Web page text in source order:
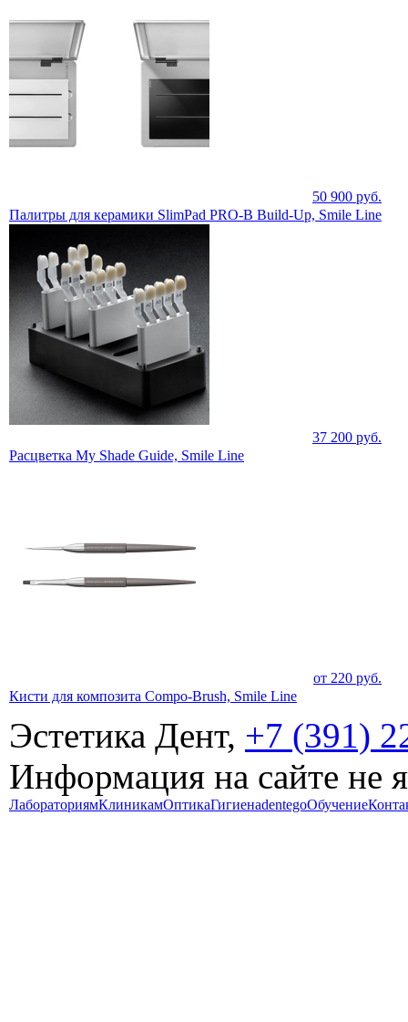
50 900 руб.
Палитры для керамики SlimPad PRO-B Build-Up, Smile Line
37 200 руб.
Расцветка My Shade Guide, Smile Line
от 220 руб.
Кисти для композита Compo-Brush, Smile Line
Эстетика Дент, +7 (391)
Информация на сайте не
ЛабораториямКлиникамОптикаГигиенаdentegoОбучение